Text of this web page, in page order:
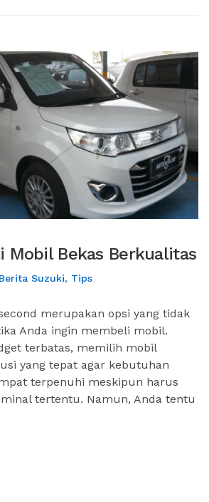
Mobil Bekas Berkualitas
Berita Suzuki, Tips
merupakan opsi yang tidak
Anda ingin membeli mobil.
terbatas, memilih mobil
yang tepat agar kebutuhan
terpenuhi meskipun harus
tertentu. Namun, Anda tentu